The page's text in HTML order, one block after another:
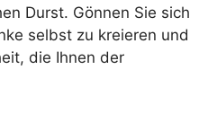
Durst. Gönnen Sie sich
selbst zu kreieren und
die Ihnen der